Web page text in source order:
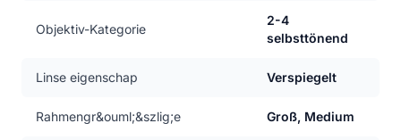
Objektiv-Kategorie
2-4
selbsttönend
Linse eigenschap Verspiegelt
Rahmengr&ouml;&szlig;e Groß, Medium